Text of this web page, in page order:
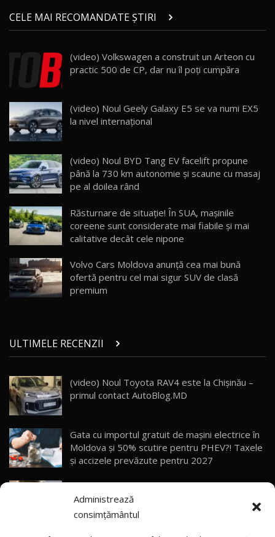
Administrează
consimțământul
21
Micul BYD Dolphin Surf / Test Drive
AutoBlog.MD
16:59
Noua Mazda 6e / Test Drive AutoBlog.MD
26:59
23
Lynk & Co 01 / Test Drive AutoBlog.MD
25:19
24
ZEEKR 009: Cel mai Performant și Confortabil
Van Electric Testat în Moldova / AutoBlog.MD
26:38
25
mai Exclusiv și Puternic Defender Testat în
Moldova
32:21
26
AutoBlog.MD
10:57
28
Noul Geely Monjaro 2025! Mai ieftin și mai
dotat / Test Drive AutoBlog.MD
29
ZEEKR 9X - PRIMUL TEST DRIVE ÎN ROMÂNĂ!
30
Primele impresii despre BYD Seal U DM-i,
Sealion 7 și Seal 5 DM-i / Test Drive
AutoBlog.MD
10:58
AutoBlog.MD
13:56
CELE MAI RECOMANDATE ȘTIRI
(video) Volkswagen a construit un Arteon cu
practic 500 de CP, dar nu îl poţi cumpăra
(video) Noul Geely Galaxy E5 se va numi EX5
la nivel internațional
(video) Noul BYD Tang EV facelift propune
până la 730 km autonomie şi scaune cu masaj
pe al doilea rând
Răsturnare de situaţie! În SUA, maşinile
coreene sunt considerate mai fiabile şi mai
calitative decât cele nipone
Volvo Cars Moldova anunţă cea mai bună
ofertă pentru cel mai sigur SUV de clasă
premium
ULTIMELE RECENZII
(video) Noul Toyota RAV4 este la Chișinău –
primul contact AutoBlog.MD
Gata cu importul gratuit de mașini electrice în
Moldova și 50% scutire pentru PHEV?! Taxele
și accizele prevăzute pentru 2027
Explozie de vânzări externe pentru Geely
Auto! Livrările din 2026 le-au depășit deja pe
cele din tot anul 2025